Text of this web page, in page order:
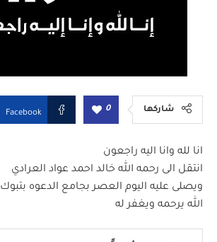
شاركها 0
Facebook
انا لله وانا اليه راجعون
انتقل الى رحمه الله خالد احمد عواد العرادي
ويصلى عليه اليوم العصر بجامع الدعوه بتبوك
الله يرحمه ويغفر له